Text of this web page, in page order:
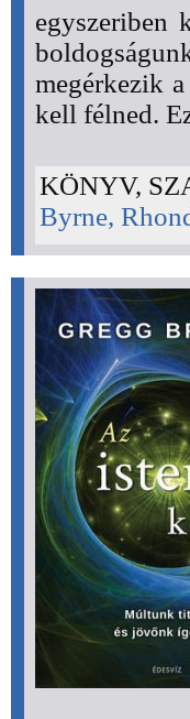
egyszeriben
megérkezik
kell félned.
KÖNYV,
Byrne,